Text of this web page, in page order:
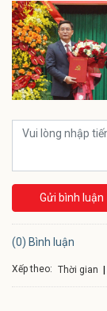
Gửi bình luận
(0) Bình luận
Xếp theo: Thời gian